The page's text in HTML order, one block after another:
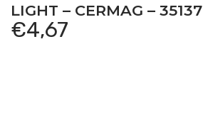
LIGHT – CERMAG – 35137
€4,67